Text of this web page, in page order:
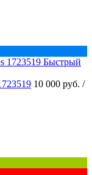
Быстрый
10 000 руб. /